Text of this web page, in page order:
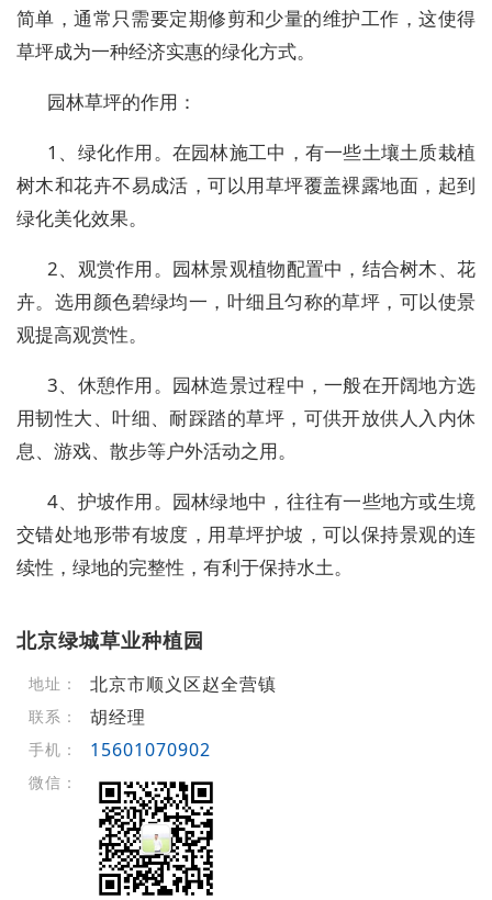
简单，通常只需要定期修剪和少量的维护工作‌，这使得
草坪成为一种经济实惠的绿化方式。
园林草坪的作用：
1、绿化作用。在园林施工中，有一些土壤土质栽植
树木和花卉不易成活，可以用草坪覆盖裸露地面，起到
绿化美化效果。
2、观赏作用。园林景观植物配置中，结合树木、花
卉。选用颜色碧绿均一，叶细且匀称的草坪，可以使景
观提高观赏性。
3、休憩作用。园林造景过程中，一般在开阔地方选
用韧性大、叶细、耐踩踏的草坪，可供开放供人入内休
息、游戏、散步等户外活动之用。
4、护坡作用。园林绿地中，往往有一些地方或生境
交错处地形带有坡度，用草坪护坡，可以保持景观的连
续性，绿地的完整性，有利于保持水土。
北京绿城草业种植园
地址： 北京市顺义区赵全营镇
联系： 胡经理
手机： 15601070902
微信：